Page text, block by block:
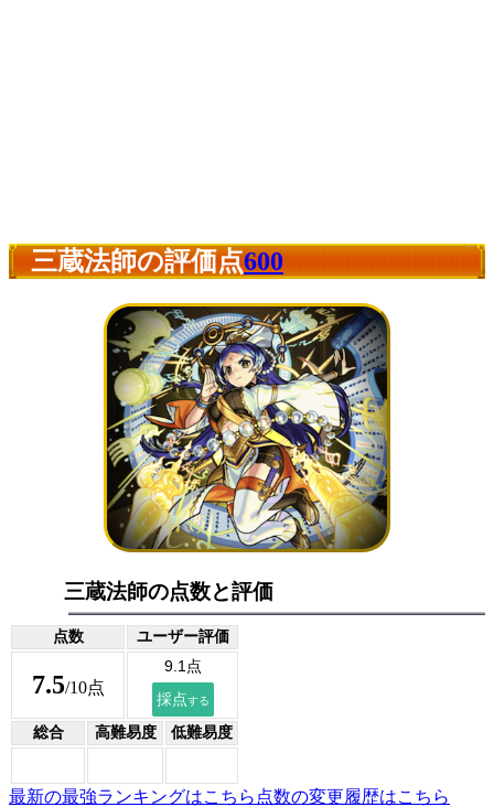
三蔵法師の評価点600
三蔵法師の点数と評価
点数 ユーザー評価
7.5/10点
総合 高難易度 低難易度
最新の最強ランキングはこちら 点数の変更履歴はこちら